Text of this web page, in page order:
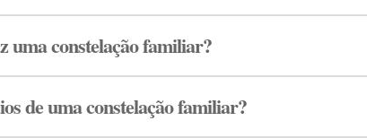
uma constelação familiar?
de uma constelação familiar?